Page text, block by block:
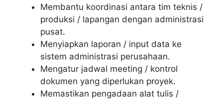
Membantu koordinasi antara tim teknis /
produksi / lapangan dengan administrasi
pusat.
Menyiapkan laporan / input data ke
sistem administrasi perusahaan.
Mengatur jadwal meeting / kontrol
dokumen yang diperlukan proyek.
Memastikan pengadaan alat tulis /